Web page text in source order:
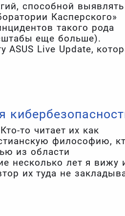
способной выявлять
Касперского»
такого рода
еще больше).
ASUS Live Update,
и настольные
то читает их как
философию,
из области
несколько лет я вижу
их туда не